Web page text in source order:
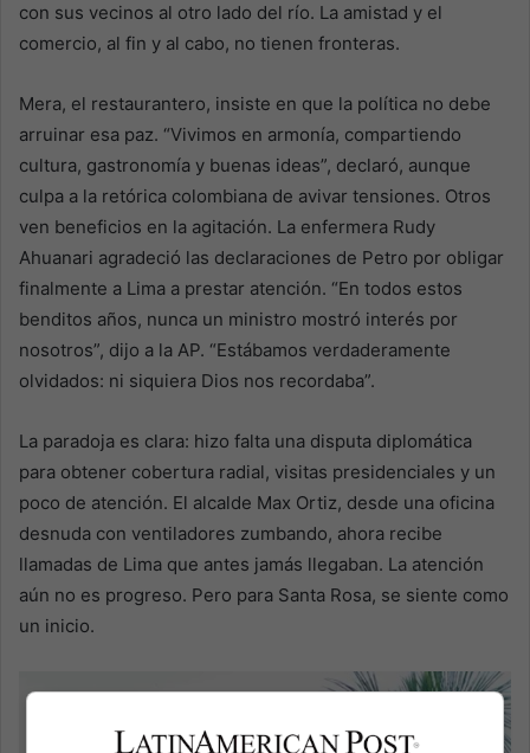
con sus vecinos al otro lado del río. La amistad y el
comercio, al fin y al cabo, no tienen fronteras.
Mera, el restaurantero, insiste en que la política no debe
arruinar esa paz. “Vivimos en armonía, compartiendo
cultura, gastronomía y buenas ideas”, declaró, aunque
culpa a la retórica colombiana de avivar tensiones. Otros
ven beneficios en la agitación. La enfermera Rudy
Ahuanari agradeció las declaraciones de Petro por obligar
finalmente a Lima a prestar atención. “En todos estos
benditos años, nunca un ministro mostró interés por
nosotros”, dijo a la AP. “Estábamos verdaderamente
olvidados: ni siquiera Dios nos recordaba”.
La paradoja es clara: hizo falta una disputa diplomática
para obtener cobertura radial, visitas presidenciales y un
poco de atención. El alcalde Max Ortiz, desde una oficina
desnuda con ventiladores zumbando, ahora recibe
llamadas de Lima que antes jamás llegaban. La atención
aún no es progreso. Pero para Santa Rosa, se siente como
un inicio.